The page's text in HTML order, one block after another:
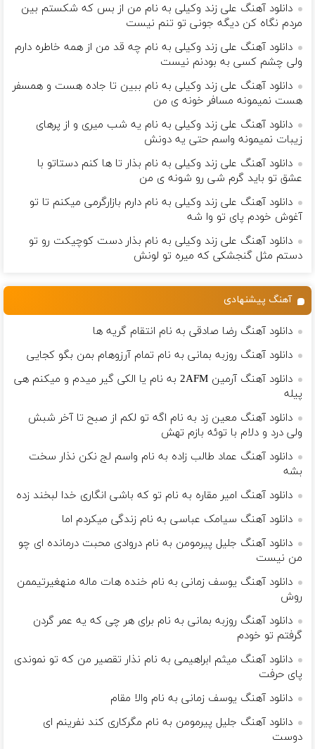
دانلود آهنگ علی زند وکیلی به نام من از بس كه شكستم بین
مردم نگاه كن دیگه جونى تو تنم نیست
دانلود آهنگ علی زند وکیلی به نام چه قد من از همه خاطره دارم
ولی چشم كسی به بودنم نیست
دانلود آهنگ علی زند وکیلی به نام ببین تا جاده هست و همسفر
هست نمیمونه مسافر خونه ی من
دانلود آهنگ علی زند وکیلی به نام یه شب میرى و از پرهای
زيبات نمیمونه واسم حتی یه دونش
دانلود آهنگ علی زند وکیلی به نام بذار تا ها كنم دستاتو با
عشق تو باید گرم شی رو شونه ى من
دانلود آهنگ علی زند وکیلی به نام دارم بازارگرمی میكنم تا تو
آغوش خودم پای تو وا شه
دانلود آهنگ علی زند وکیلی به نام بذار دست كوچیكت رو تو
دستم مثل گنجشكی كه میره تو لونش
آهنگ پیشنهادی
دانلود آهنگ رضا صادقی به نام انتقام گریه ها
دانلود آهنگ روزبه بمانی به نام تمام آرزوهام بمن بگو کجایی
دانلود آهنگ آرمین 2AFM به نام یا الکی گیر میدم و میکنم هی
پیله
دانلود آهنگ معین زد به نام اگه تو لکم از صبح تا آخر شبش
ولی درد و دلام با توئه بازم تهش
دانلود آهنگ عماد طالب زاده به نام واسم لج نکن نذار سخت
بشه
دانلود آهنگ امیر مقاره به نام تو که باشی انگاری خدا لبخند زده
دانلود آهنگ سیامک عباسی به نام زندگی میکردم اما
دانلود آهنگ جلیل پیرمومن به نام دروادی محبت درمانده ای چو
من نیست
دانلود آهنگ یوسف زمانی به نام خنده هات ماله منهغیرتیممن
روش
دانلود آهنگ روزبه بمانی به نام برای هر چی که یه عمر گردن
گرفتم تو خودم
دانلود آهنگ میثم ابراهیمی به نام ﻧﺬار ﺗﻘﺼﻴﺮ ﻣﻦ ﻛﻪ ﺗﻮ ﻧﻤﻮﻧﺪی
ﭘﺎی ﺣﺮﻓﺖ
دانلود آهنگ یوسف زمانی به نام والا مقام
دانلود آهنگ جلیل پیرمومن به نام مگرکاری کند نفرینم ای
دوست